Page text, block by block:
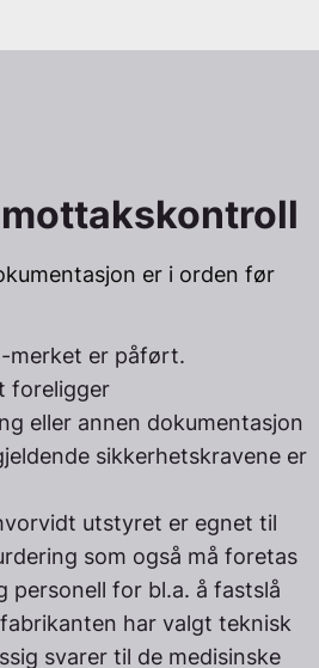
er i orden før
merket er påført.
foreligger
eller annen dokumentasjon
sikkerhetskravene er
utstyret er egnet til
som også må foretas
personell for bl.a. å fastslå
har valgt teknisk
svarer til de medisinske